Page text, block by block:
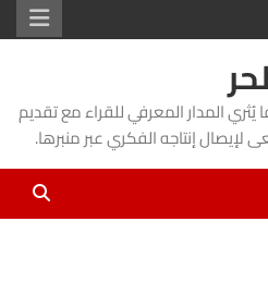
المدار المعرفي للقراء مع تقديم
إنتاجه الفكري عبر منبرها.